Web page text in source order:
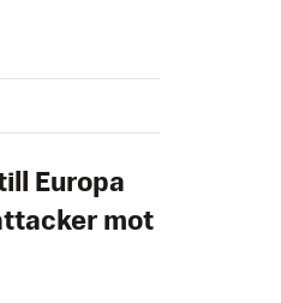
Europa
mot